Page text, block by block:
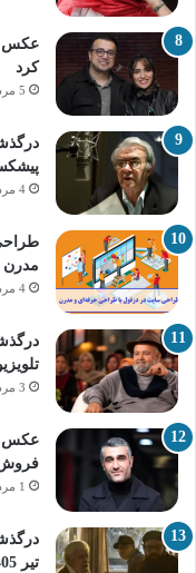
عکس
کرد
5 مرداد 1405
4 مرداد 1405
مدرن
4 مرداد 1405
تلویزیون 2 تیر 1405
3 مرداد 1405
عکس
1 مرداد 1405
تیر 1405 + علت فوت